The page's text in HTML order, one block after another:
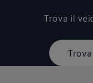
Trova il